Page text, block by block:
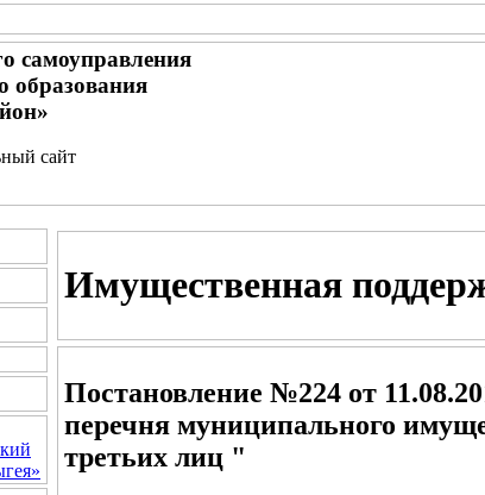
самоуправления
образования
сайт
Имущественная
Постановление №224 от
перечня муниципального
третьих лиц "